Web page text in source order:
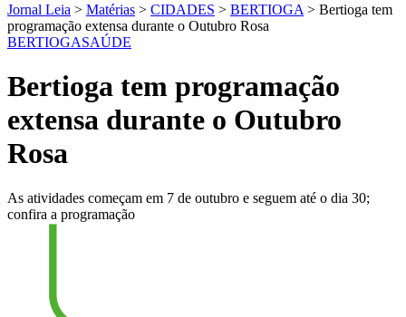
Jornal Leia > Matérias > CIDADES > BERTIOGA > Bertioga tem
programação extensa durante o Outubro Rosa
BERTIOGASAÚDE
Bertioga tem programação
extensa durante o Outubro
Rosa
As atividades começam em 7 de outubro e seguem até o dia 30;
confira a programação